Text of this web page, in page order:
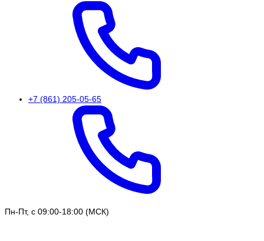
+7 (861) 205-05-65
Пн-Пт, с 09:00-18:00 (МСК)